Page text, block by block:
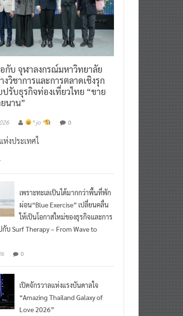
กับ จุฬาลงกรณ์มหาวิทยาลัย
วิชาการและการตลาดเชิงรุก
รับธุรกิจท่องเที่ยวไทย “ขาย
นาน”
^ jo ^ 0
ห่งประเทศไ
เพราะทะเลเป็นได้มากกว่าพื้นที่พัก
ผ่อน“Blue Exercise” เปลี่ยนคลื่น
ให้เป็นโอกาสใหม่ของธุรกิจและการ
กับ Surf Therapy – From Wave to
0
เปิดจักรวาลแห่งแรงบันดาลใจ
“Amazing Thailand Galaxy of
Love 2026”